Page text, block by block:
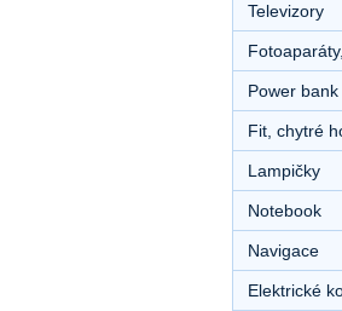
Televizory
Power bank
Fit, chytré
Lampičky
Notebook
Navigace
Elektrické